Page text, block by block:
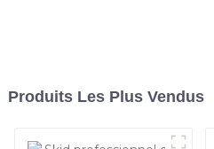
Produits Les Plus Vendus